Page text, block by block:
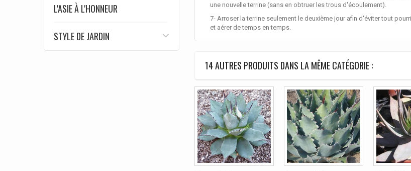
L'ASIE À L'HONNEUR
STYLE DE JARDIN
une nouvelle terrine (sans en obtruer les trous d'écoulement).
7- Arroser la terrine seulement le deuxième jour afin d'éviter tout
et aérer de temps en temps.
14 AUTRES PRODUITS DANS LA MÊME CATÉGORIE :